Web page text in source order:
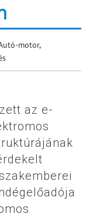
motor,
az e-